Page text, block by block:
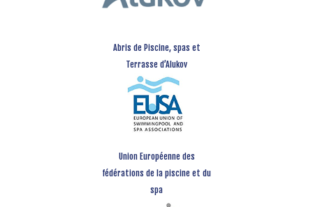
Abris de Piscine, spas et
Terrasse d’Alukov
Union Européenne des
fédérations de la piscine et du
spa